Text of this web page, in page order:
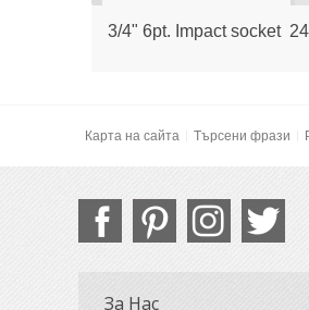
3/4" 6pt. Impact socket
Карта на сайта Търсени фрази
За Нас